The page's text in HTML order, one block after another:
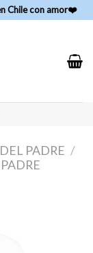
Chile con amor❤️
PADRE /